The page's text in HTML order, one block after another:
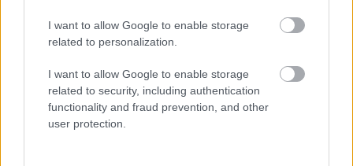
I want to allow Google to enable storage
related to personalization.
I want to allow Google to enable storage
related to security, including authentication
functionality and fraud prevention, and other
user protection.
«Ήμουν κι εγώ στα Κουφονήσια τις ημέρες που
γέμισε η Ιταλίδα»: Η λεπτομέρεια που κανείς δεν
ανέφερε